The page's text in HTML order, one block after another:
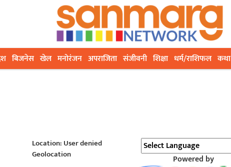
बिजनेस खेल मनोरंजन अपराजिता संजीवनी शिक्षा धर्म/राशिफल कथा
Location: User denied
Geolocation
Powered by